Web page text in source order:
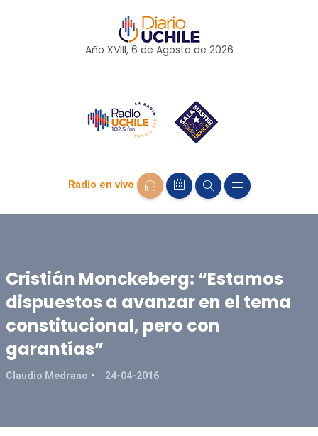
Año XVIII, 6 de Agosto de 2026
Radio en vivo
Cristián Monckeberg: “Estamos
dispuestos a avanzar en el tema
constitucional, pero con
garantías”
Claudio Medrano 24-04-2016